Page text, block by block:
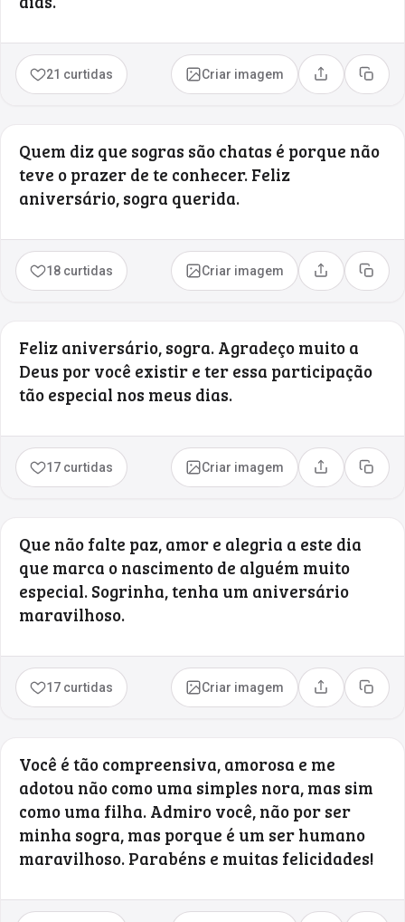
21 curtidas Criar imagem Compartilhar
Copiar
Quem diz que sogras são chatas é porque não
teve o prazer de te conhecer. Feliz
aniversário, sogra querida.
18 curtidas Criar imagem Compartilhar
Copiar
Feliz aniversário, sogra. Agradeço muito a
Deus por você existir e ter essa participação
tão especial nos meus dias.
17 curtidas Criar imagem Compartilhar
Copiar
Que não falte paz, amor e alegria a este dia
que marca o nascimento de alguém muito
especial. Sogrinha, tenha um aniversário
maravilhoso.
17 curtidas Criar imagem Compartilhar
Copiar
Você é tão compreensiva, amorosa e me
adotou não como uma simples nora, mas sim
como uma filha. Admiro você, não por ser
minha sogra, mas porque é um ser humano
maravilhoso. Parabéns e muitas felicidades!